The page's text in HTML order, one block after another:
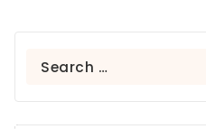
Search